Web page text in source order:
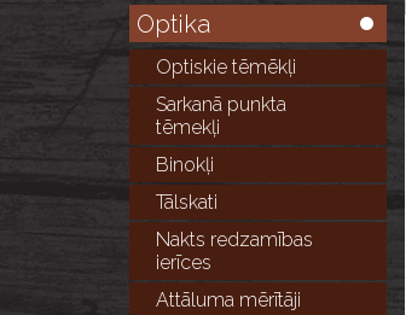
Optika
Optiskie tēmēkļi
Sarkanā punkta
tēmekļi
Binokļi
Tālskati
Nakts redzamības
ierīces
Attāluma mērītāji